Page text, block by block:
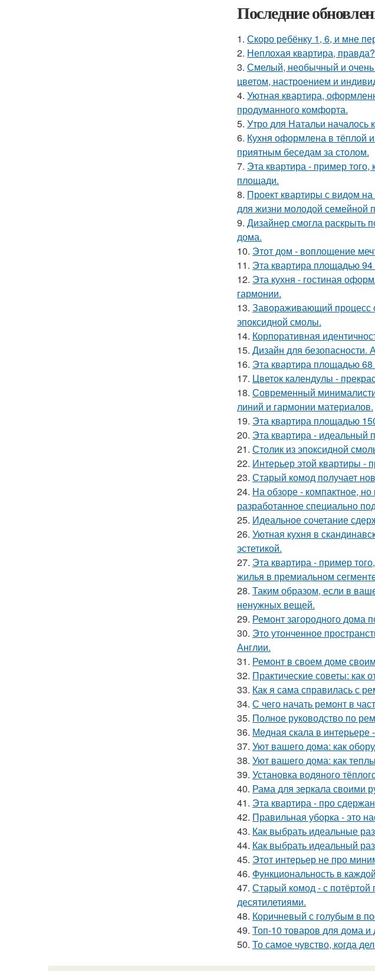
Последние
1. Скоро ребёнку 1, 6, и мне
2. Неплохая квартира, правда?
3. Смелый, необычный и очень
цветом, настроением и
4. Уютная квартира,
продуманного комфорта.
5. Утро для Натальи началось
6. Кухня оформлена в тёплой
приятным беседам за столом.
7. Эта квартира - пример
площади.
8. Проект квартиры с видом
для жизни молодой семейной
9. Дизайнер смогла раскрыть
дома.
10. Этот дом - воплощение
11. Эта квартира площадью 94
12. Эта кухня - гостиная
гармонии.
13. Завораживающий процесс
эпоксидной смолы.
14. Корпоративная
15. Дизайн для безопасности.
16. Эта квартира площадью 68
17. Цветок календулы -
18. Современный
линий и гармонии материалов.
19. Эта квартира площадью
20. Эта квартира - идеальный
21. Столик из эпоксидной
22. Интерьер этой квартиры -
23. Старый комод получает
24. На обзоре - компактное,
разработанное специально
25. Идеальное сочетание
26. Уютная кухня в
эстетикой.
27. Эта квартира - пример
жилья в премиальном
28. Таким образом, если в
ненужных вещей.
29. Ремонт загородного дома
30. Это утонченное
Англии.
31. Ремонт в своем доме
32. Практические советы: как
33. Как я сама справилась с
34. С чего начать ремонт в
35. Полное руководство по
36. Медная скала в интерьере
37. Уют вашего дома: как
38. Уют вашего дома: как
39. Установка водяного
40. Рама для зеркала своими
41. Эта квартира - про
42. Правильная уборка - это
43. Как выбрать идеальные
44. Как выбрать идеальный
45. Этот интерьер не про
46. Функциональность в
47. Старый комод - с
десятилетиями.
48. Коричневый с голубым в
49. Топ-10 товаров для дома
50. То самое чувство, когда